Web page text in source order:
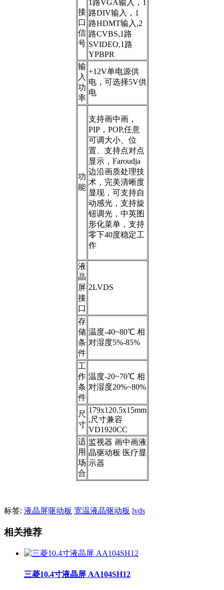
接
口
信
号
1路VGA输入，1
路DIV输入，1
路HDMT输入,2
路CVBS,1路
SVIDEO,1路
YPBPR
输
入
功
率
+12V单电源供
电，可选择5V供
电
功
能
支持画中画，
PIP，POP,任意
可调大小、位
置、支持点对点
显示，Faroudja
边沿画质处理技
术，完美清晰度
显现，可支持自
动感光，支持旋
钮调光，中英图
形化菜单，支持
零下40度稳定工
作
液
晶
屏
接
口
2LVDS
存
储
条
件
温度-40~80℃ 相
对湿度5%-85%
工
作
条
件
温度-20~70℃ 相
对湿度20%~80%
尺
寸
179x120.5x15mm
,尺寸兼容
VD1920CC
适
用
场
合
监视器 画中画液
晶驱动板 医疗显
示器
标签: 液晶屏驱动板 宽温液晶驱动板 lvds
相关推荐
三菱10.4寸液晶屏 AA104SH12